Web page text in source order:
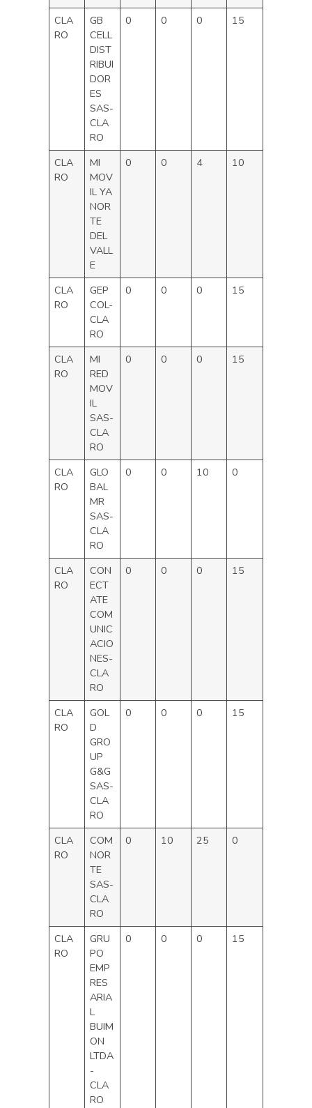
CLA
RO
GB
CELL
DIST
RIBUI
DOR
ES
SAS-
CLA
RO
0 0 0 15
CLA
RO
MI
MOV
IL YA
NOR
TE
DEL
VALL
E
0 0 4 10
CLA
RO
GEP
COL-
CLA
RO
0 0 0 15
CLA
RO
MI
RED
MOV
IL
SAS-
CLA
RO
0 0 0 15
CLA
RO
GLO
BAL
MR
SAS-
CLA
RO
0 0 10 0
CLA
RO
CON
ECT
ATE
COM
UNIC
ACIO
NES-
CLA
RO
0 0 0 15
CLA
RO
GOL
D
GRO
UP
G&G
SAS-
CLA
RO
0 0 0 15
CLA
RO
COM
NOR
TE
SAS-
CLA
RO
0 10 25 0
CLA
RO
GRU
PO
EMP
RES
ARIA
L
BUIM
ON
LTDA
-
CLA
RO
0 0 0 15